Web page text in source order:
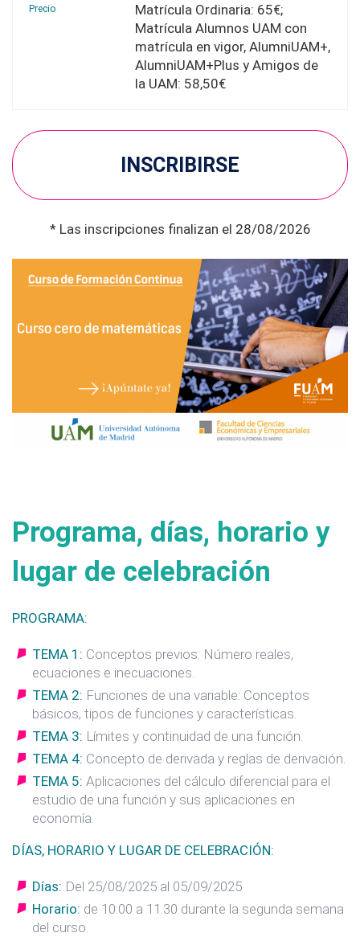
Precio
Matrícula Ordinaria: 65€;
Matrícula Alumnos UAM con
matrícula en vigor, AlumniUAM+,
AlumniUAM+Plus y Amigos de
la UAM: 58,50€
INSCRIBIRSE
* Las inscripciones finalizan el 28/08/2026
Programa, días, horario y
lugar de celebración
PROGRAMA:
TEMA 1: Conceptos previos: Número reales,
ecuaciones e inecuaciones.
TEMA 2: Funciones de una variable: Conceptos
básicos, tipos de funciones y características.
TEMA 3: Límites y continuidad de una función.
TEMA 4: Concepto de derivada y reglas de derivación.
TEMA 5: Aplicaciones del cálculo diferencial para el
estudio de una función y sus aplicaciones en
economía.
DÍAS, HORARIO Y LUGAR DE CELEBRACIÓN:
Días: Del 25/08/2025 al 05/09/2025
Horario: de 10:00 a 11:30 durante la segunda semana
del curso.